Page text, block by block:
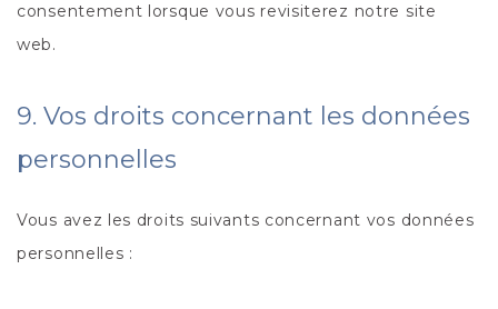
consentement lorsque vous revisiterez notre site
web.
9. Vos droits concernant les données
personnelles
Vous avez les droits suivants concernant vos données
personnelles :